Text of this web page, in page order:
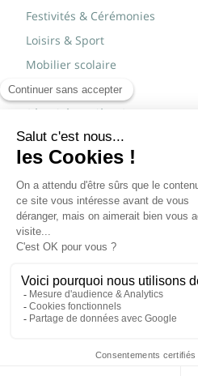
Festivités & Cérémonies
Loisirs & Sport
Mobilier scolaire
Mobilier urbain
Sécurité routière & TP
Tables pliantes rectangulaires
Tables pliantes rondes
Tables rondes polypro
Marques
JAD Groupe
© Copyright 2015 - 2026,